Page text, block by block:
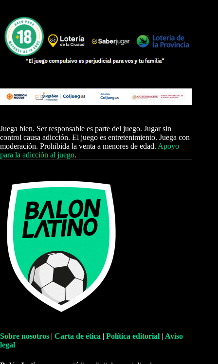
Juega bien. Ser responsable es parte del juego. Jugar sin
control causa adicción. El juego es entretenimiento. Juega con
moderación. Prohibida la venta a menores de edad. Apoyo
para la adicción al juego.
Sobre nosotros | Carta de ética | Política editorial | Aviso
legal